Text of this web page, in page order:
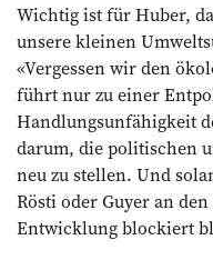
Wichtig ist für Huber,
unsere kleinen
«Vergessen wir den
führt nur zu einer
Handlungsunfähigkeit
darum, die politischen
neu zu stellen. Und
Rösti oder Guyer an
Entwicklung blockiert